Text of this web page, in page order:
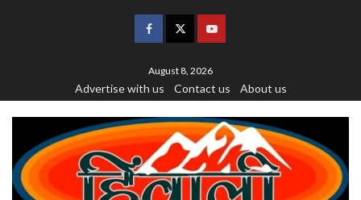
August 8, 2026
Advertise with us Contact us About us